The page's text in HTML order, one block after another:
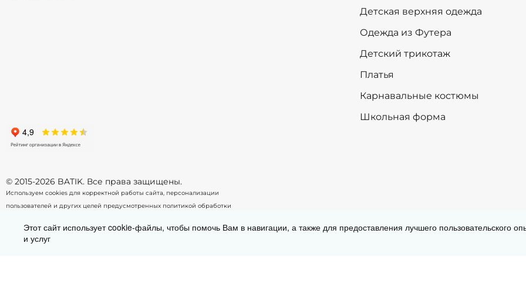
- + В корзину
© 2015-2026 BATIK. Все права защищены.
Используем cookies для корректной работы сайта, персонализации
пользователей и других целей предусмотренных политикой обработки
Детская верхняя одежда
Одежда из Футера
Детский трикотаж
Платья
Карнавальные костюмы
Школьная форма
Этот сайт использует cookie-файлы, чтобы помочь Вам в навигации, а также для предоставления лучшего пользовательского
и услуг